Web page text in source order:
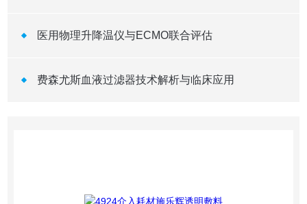
医用物理升降温仪与ECMO联合评估
费森尤斯血液过滤器技术解析与临床应用